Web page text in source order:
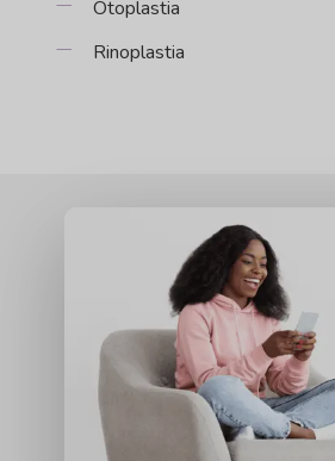
Otoplastia
Rinoplastia